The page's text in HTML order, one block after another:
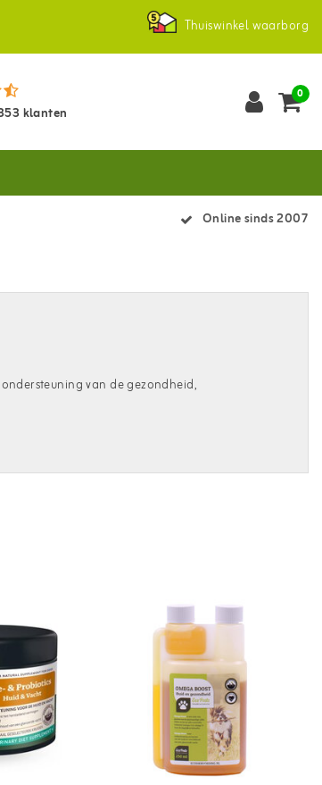
Thuiswinkel waarborg
klanten
0
Online sinds 2007
van de gezondheid,